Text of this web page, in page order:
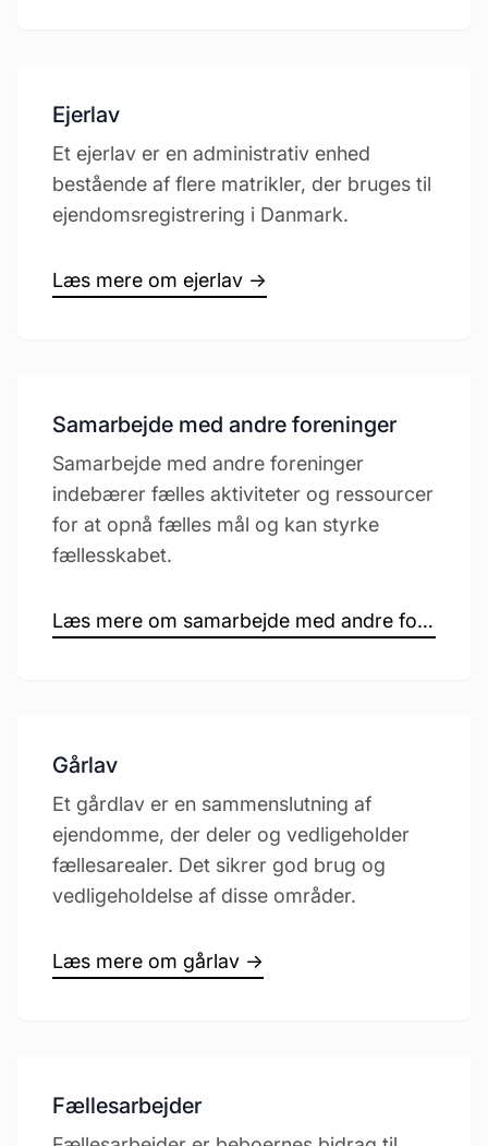
Ejerlav
Et ejerlav er en administrativ enhed
bestående af flere matrikler, der bruges til
ejendomsregistrering i Danmark.
Læs mere om ejerlav →
Samarbejde med andre foreninger
Samarbejde med andre foreninger
indebærer fælles aktiviteter og ressourcer
for at opnå fælles mål og kan styrke
fællesskabet.
Læs mere om samarbejde med andre foreninger →
Gårlav
Et gårdlav er en sammenslutning af
ejendomme, der deler og vedligeholder
fællesarealer. Det sikrer god brug og
vedligeholdelse af disse områder.
Læs mere om gårlav →
Fællesarbejder